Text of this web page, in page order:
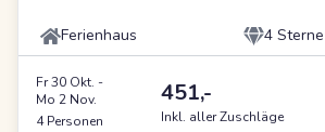
Ferienhaus 4 Sterne
451,-
Inkl. aller Zuschläge
Fr 30 Okt. -
Mo 2 Nov.
4 Personen